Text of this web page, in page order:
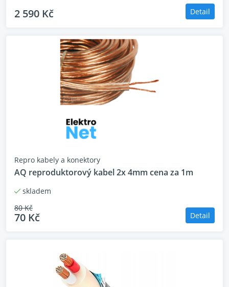
2 590 Kč Detail
Repro kabely a konektory
AQ reproduktorový kabel 2x 4mm cena za 1m
skladem
80 Kč
70 Kč Detail